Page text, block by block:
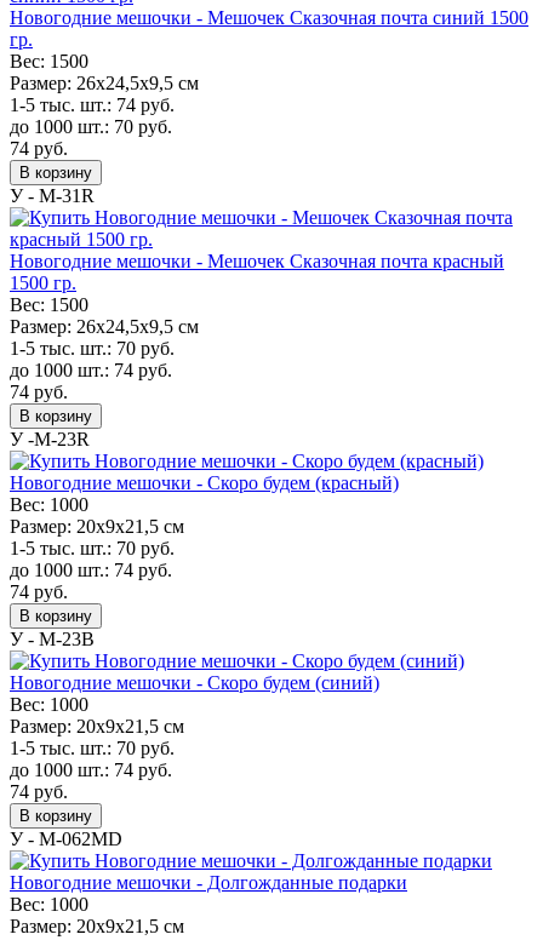
Новогодние мешочки - Мешочек Сказочная почта синий 1500
гр.
Вес: 1500
Размер: 26х24,5х9,5 см
1-5 тыс. шт.: 74 руб.
до 1000 шт.: 70 руб.
74 руб.
В корзину
У - M-31R
Новогодние мешочки - Мешочек Сказочная почта красный
1500 гр.
Вес: 1500
Размер: 26х24,5х9,5 см
1-5 тыс. шт.: 70 руб.
до 1000 шт.: 74 руб.
74 руб.
В корзину
У -M-23R
Новогодние мешочки - Скоро будем (красный)
Вес: 1000
Размер: 20х9х21,5 см
1-5 тыс. шт.: 70 руб.
до 1000 шт.: 74 руб.
74 руб.
В корзину
У - M-23B
Новогодние мешочки - Скоро будем (синий)
Вес: 1000
Размер: 20х9х21,5 см
1-5 тыс. шт.: 70 руб.
до 1000 шт.: 74 руб.
74 руб.
В корзину
У - M-062MD
Новогодние мешочки - Долгожданные подарки
Вес: 1000
Размер: 20х9х21,5 см